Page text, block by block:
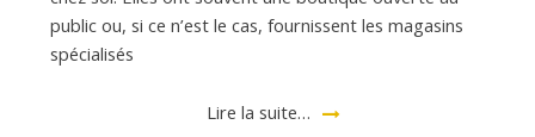
public ou, si ce n’est le cas, fournissent les magasins
spécialisés
Lire la suite…